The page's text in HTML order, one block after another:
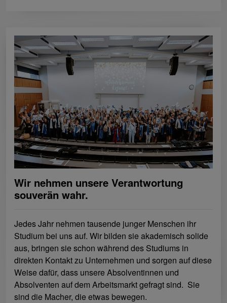
Wir nehmen unsere Verantwortung
souverän wahr.
Jedes Jahr nehmen tausende junger Menschen ihr
Studium bei uns auf. Wir bilden sie akademisch solide
aus, bringen sie schon während des Studiums in
direkten Kontakt zu Unternehmen und sorgen auf diese
Weise dafür, dass unsere Absolventinnen und
Absolventen auf dem Arbeitsmarkt gefragt sind. Sie
sind die Macher, die etwas bewegen.